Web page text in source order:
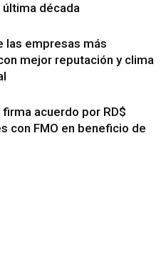
última década
las empresas más
mejor reputación y clima
acuerdo por RD$
con FMO en beneficio de